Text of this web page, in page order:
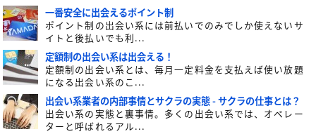
一番安全に出会えるポイント制
ポイント制の出会い系には前払いでのみでしか使えないサ
イトと後払いでも利...
定額制の出会い系は出会える！
定額制の出会い系とは、毎月一定料金を支払えば使い放題
になる出会い系のこ...
出会い系業者の内部事情とサクラの実態 - サクラの仕事とは？
出会い系の実態と裏事情。多くの出会い系では、オペレー
ターと呼ばれるアル...